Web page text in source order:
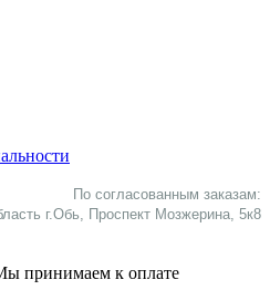
По согласованным заказам:
г.Обь, Проспект Мозжерина, 5к8​